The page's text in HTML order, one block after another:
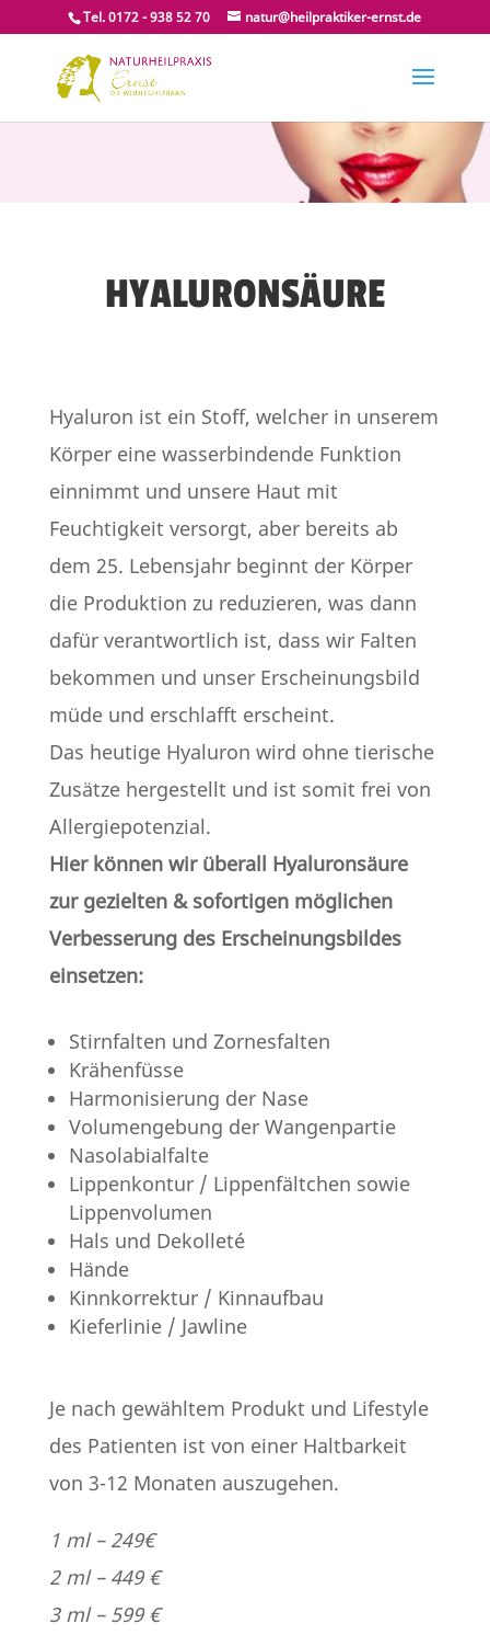
Tel. 0172 - 938 52 70 natur@heilpraktiker-ernst.de
HYALURONSÄURE
Hyaluron ist ein Stoff, welcher in unserem
Körper eine wasserbindende Funktion
einnimmt und unsere Haut mit
Feuchtigkeit versorgt, aber bereits ab
dem 25. Lebensjahr beginnt der Körper
die Produktion zu reduzieren, was dann
dafür verantwortlich ist, dass wir Falten
bekommen und unser Erscheinungsbild
müde und erschlafft erscheint.
Das heutige Hyaluron wird ohne tierische
Zusätze hergestellt und ist somit frei von
Allergiepotenzial.
Hier können wir überall Hyaluronsäure
zur gezielten & sofortigen möglichen
Verbesserung des Erscheinungsbildes
einsetzen:
Stirnfalten und Zornesfalten
Krähenfüsse
Harmonisierung der Nase
Volumengebung der Wangenpartie
Nasolabialfalte
Lippenkontur / Lippenfältchen sowie
Lippenvolumen
Hals und Dekolleté
Hände
Kinnkorrektur / Kinnaufbau
Kieferlinie / Jawline
Je nach gewähltem Produkt und Lifestyle
des Patienten ist von einer Haltbarkeit
von 3-12 Monaten auszugehen.
1 ml – 249€
2 ml – 449 €
3 ml – 599 €